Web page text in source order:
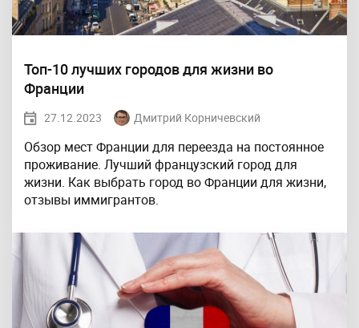
Топ-10 лучших городов для жизни во
Франции
27.12.2023 Дмитрий Корничевский
Обзор мест Франции для переезда на постоянное
проживание. Лучший французский город для
жизни. Как выбрать город во Франции для жизни,
отзывы иммигрантов.